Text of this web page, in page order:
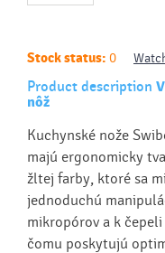
Stock status: 0
Product description
nôž
Kuchynské nože
majú ergonomicky
žltej farby, ktoré sa
jednoduchú
mikropórov a k
čomu poskytujú